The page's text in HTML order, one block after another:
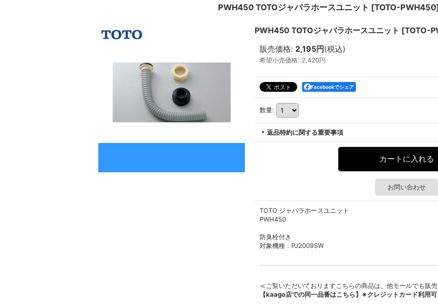
PWH450 TOTOジャバラホースユニット [TOTO-PWH450]
PWH450 TOTOジャバラホースユニット [TOTO-
販売価格: 2,195円 (税込)
希望小売価格: 2,420円
Facebookでシェア
数量:
返品特約に関する重要事項
お問い合わせ
TOTO ジャバラホースユニット
PWH450
防臭栓付き
対象機種：PJ2009SW
≪ご覧いただいておりますこちらの商品は、他モールでも販
【kaago店での同一品番はこちら】※クレジットカード利用可